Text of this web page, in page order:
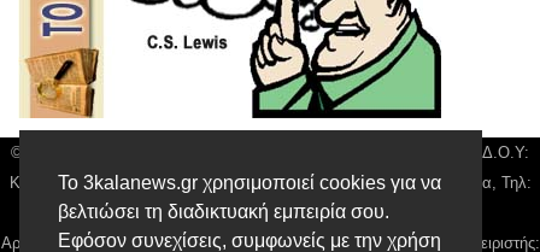
Το 3kalanews.gr χρησιμοποιεί cookies για να
βελτιώσει τη διαδικτυακή εμπειρία σου.
Εφόσον συνεχίσεις, συμφωνείς με την χρήση
© 3kala News | Διακριτικός Τίτλος: Orion Media, ΑΦΜ: 043750542, Δ.Ο.Υ:
Καρδίτσας, Υπο/μα Τρικάλων, Δ/νση: Τιουσόν 31 τ.κ 42132 Τρίκαλα, Τηλ:
24310 63300, email: news@3kalanews.gr
Αρ. Γεμή: 018804431000, Νόμιμος Εκπρόσωπος, Ιδιοκτήτης και Διαχειριστής: